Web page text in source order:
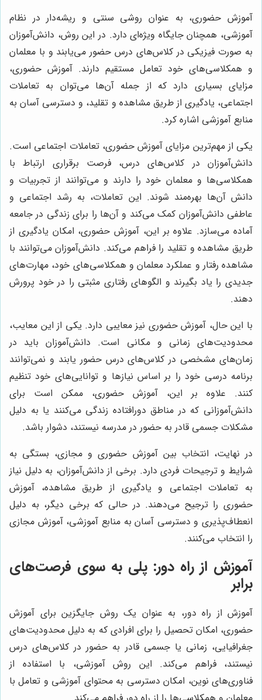
آموزش حضوری، به عنوان روشی سنتی و ریشه‌دار در نظام
آموزشی، همچنان جایگاه ویژه‌ای دارد. در این روش، دانش‌آموزان
به صورت فیزیکی در کلاس‌های درس حضور می‌یابند و با معلمان
و همکلاسی‌های خود تعامل مستقیم دارند. آموزش حضوری،
مزایای بسیاری دارد که از جمله آن‌ها می‌توان به تعاملات
اجتماعی، یادگیری از طریق مشاهده و تقلید، و دسترسی آسان به
منابع آموزشی اشاره کرد.
یکی از مهم‌ترین مزایای آموزش حضوری، تعاملات اجتماعی است.
دانش‌آموزان در کلاس‌های درس، فرصت برقراری ارتباط با
همکلاسی‌ها و معلمان خود را دارند و می‌توانند از تجربیات و
دانش آن‌ها بهره‌مند شوند. این تعاملات، به رشد اجتماعی و
عاطفی دانش‌آموزان کمک می‌کند و آن‌ها را برای زندگی در جامعه
آماده می‌سازد. علاوه بر این، آموزش حضوری، امکان یادگیری از
طریق مشاهده و تقلید را فراهم می‌کند. دانش‌آموزان می‌توانند با
مشاهده رفتار و عملکرد معلمان و همکلاسی‌های خود، مهارت‌های
جدیدی را یاد بگیرند و الگوهای رفتاری مثبتی را در خود پرورش
دهند.
با این حال، آموزش حضوری نیز معایبی دارد. یکی از این معایب،
محدودیت‌های زمانی و مکانی است. دانش‌آموزان باید در
زمان‌های مشخصی در کلاس‌های درس حضور یابند و نمی‌توانند
برنامه درسی خود را بر اساس نیازها و توانایی‌های خود تنظیم
کنند. علاوه بر این، آموزش حضوری، ممکن است برای
دانش‌آموزانی که در مناطق دورافتاده زندگی می‌کنند یا به دلیل
مشکلات جسمی قادر به حضور در مدرسه نیستند، دشوار باشد.
در نهایت، انتخاب بین آموزش حضوری و مجازی، بستگی به
شرایط و ترجیحات فردی دارد. برخی از دانش‌آموزان، به دلیل نیاز
به تعاملات اجتماعی و یادگیری از طریق مشاهده، آموزش
حضوری را ترجیح می‌دهند. در حالی که برخی دیگر، به دلیل
انعطاف‌پذیری و دسترسی آسان به منابع آموزشی، آموزش مجازی
را انتخاب می‌کنند.
آموزش از راه دور: پلی به سوی فرصت‌های
برابر
آموزش از راه دور، به عنوان یک روش جایگزین برای آموزش
حضوری، امکان تحصیل را برای افرادی که به دلیل محدودیت‌های
جغرافیایی، زمانی یا جسمی قادر به حضور در کلاس‌های درس
نیستند، فراهم می‌کند. این روش آموزشی، با استفاده از
فناوری‌های نوین، امکان دسترسی به محتوای آموزشی و تعامل با